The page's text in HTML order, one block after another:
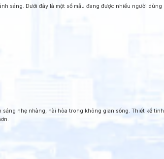
sáng. Dưới đây là một số mẫu đang được nhiều người dùng
nhẹ nhàng, hài hòa trong không gian sống. Thiết kế tinh